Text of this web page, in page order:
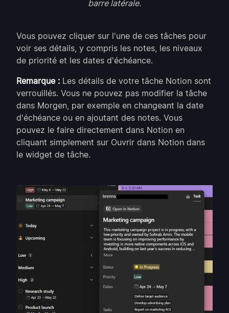
barre latérale.
Vous pouvez cliquer sur l'une de ces tâches pour
voir ses détails, y compris les notes, les niveaux
de priorité et les dates d'échéance.
Remarque : Les détails de votre tâche Notion sont
verrouillés. Vous ne pouvez pas modifier la tâche
dans Morgen, par exemple en changeant la date
d'échéance ou en ajoutant des notes. Vous
pouvez le faire directement dans Notion en
cliquant simplement sur Ouvrir dans Notion dans
le widget de tâche.